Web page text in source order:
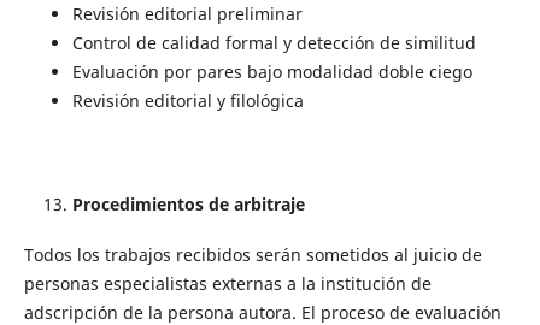
Revisión editorial preliminar
Control de calidad formal y detección de similitud
Evaluación por pares bajo modalidad doble ciego
Revisión editorial y filológica
Procedimientos de arbitraje
Todos los trabajos recibidos serán sometidos al juicio de
personas especialistas externas a la institución de
adscripción de la persona autora. El proceso de evaluación